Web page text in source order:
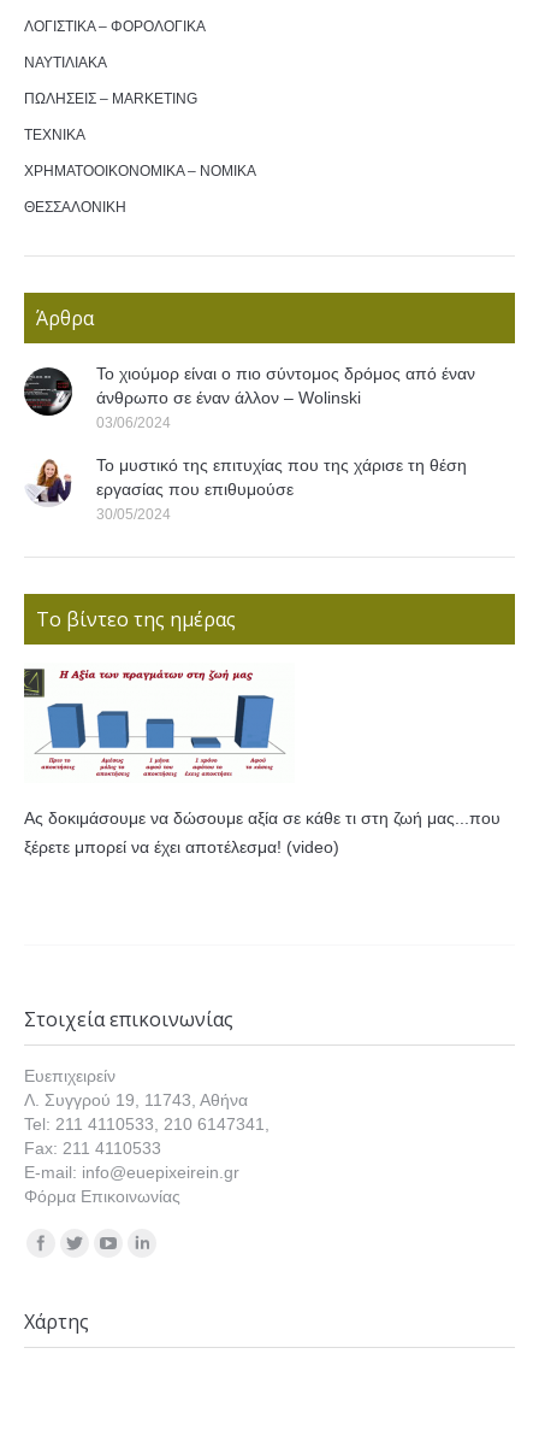
ΛΟΓΙΣΤΙΚΑ – ΦΟΡΟΛΟΓΙΚΑ
ΝΑΥΤΙΛΙΑΚΑ
ΠΩΛΗΣΕΙΣ – MARKETING
ΤΕΧΝΙΚΑ
ΧΡΗΜΑΤΟΟΙΚΟΝΟΜΙΚΑ – ΝΟΜΙΚΑ
ΘΕΣΣΑΛΟΝΙΚΗ
Άρθρα
Το χιούμορ είναι ο πιο σύντομος δρόμος από έναν
άνθρωπο σε έναν άλλον – Wolinski
03/06/2024
Το μυστικό της επιτυχίας που της χάρισε τη θέση
εργασίας που επιθυμούσε
30/05/2024
Το βίντεο της ημέρας
Ας δοκιμάσουμε να δώσουμε αξία σε κάθε τι στη ζωή μας...που
ξέρετε μπορεί να έχει αποτέλεσμα! (video)
Στοιχεία επικοινωνίας
Ευεπιχειρείν
Λ. Συγγρού 19, 11743, Αθήνα
Tel: 211 4110533, 210 6147341,
Fax: 211 4110533
E-mail: info@euepixeirein.gr
Φόρμα Επικοινωνίας
Find us on:
Χάρτης